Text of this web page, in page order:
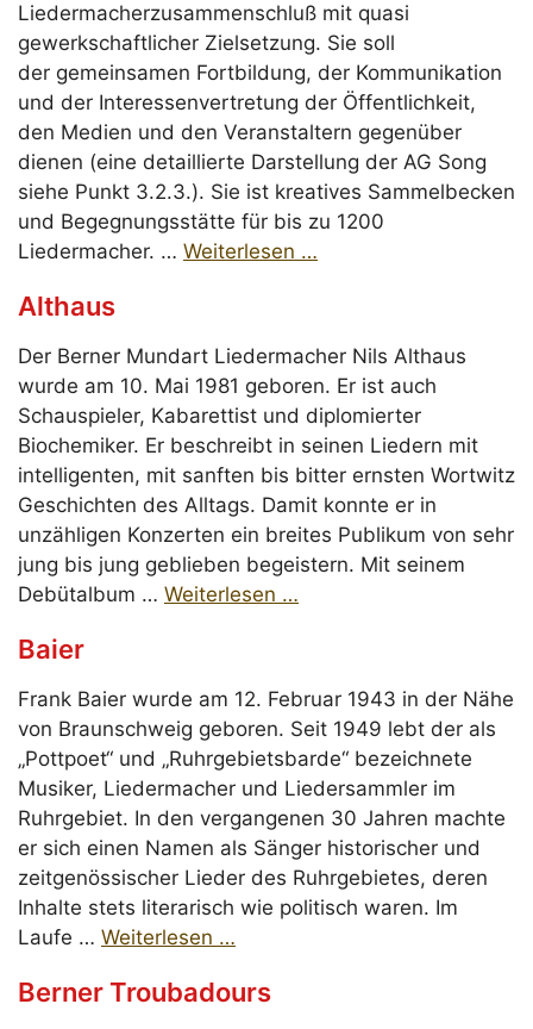
Liedermacherzusammenschluß mit quasi
gewerkschaftlicher Zielsetzung. Sie soll
der gemeinsamen Fortbildung, der Kommunikation
und der Interessenvertretung der Öffentlichkeit,
den Medien und den Veranstaltern gegenüber
dienen (eine detaillierte Darstellung der AG Song
siehe Punkt 3.2.3.). Sie ist kreatives Sammelbecken
und Begegnungsstätte für bis zu 1200
Liedermacher. … Weiterlesen …
Althaus
Der Berner Mundart Liedermacher Nils Althaus
wurde am 10. Mai 1981 geboren. Er ist auch
Schauspieler, Kabarettist und diplomierter
Biochemiker. Er beschreibt in seinen Liedern mit
intelligenten, mit sanften bis bitter ernsten Wortwitz
Geschichten des Alltags. Damit konnte er in
unzähligen Konzerten ein breites Publikum von sehr
jung bis jung geblieben begeistern. Mit seinem
Debütalbum … Weiterlesen …
Baier
Frank Baier wurde am 12. Februar 1943 in der Nähe
von Braunschweig geboren. Seit 1949 lebt der als
„Pottpoet“ und „Ruhrgebietsbarde“ bezeichnete
Musiker, Liedermacher und Liedersammler im
Ruhrgebiet. In den vergangenen 30 Jahren machte
er sich einen Namen als Sänger historischer und
zeitgenössischer Lieder des Ruhrgebietes, deren
Inhalte stets literarisch wie politisch waren. Im
Laufe … Weiterlesen …
Berner Troubadours